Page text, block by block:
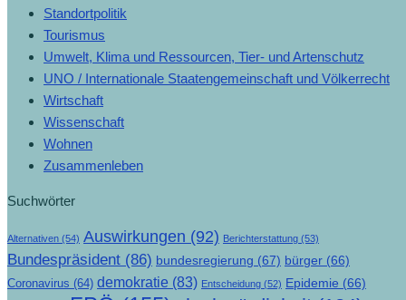
Standortpolitik
Tourismus
Umwelt, Klima und Ressourcen, Tier- und Artenschutz
UNO / Internationale Staatengemeinschaft und Völkerrecht
Wirtschaft
Wissenschaft
Wohnen
Zusammenleben
Suchwörter
Alternativen (54) Auswirkungen (92) Berichterstattung (53)
Bundespräsident (86) bundesregierung (67) bürger (66)
Coronavirus (64) demokratie (83) Entscheidung (52) Epidemie (66)